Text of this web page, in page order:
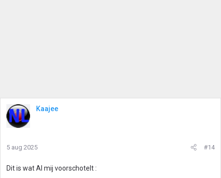
Kaajee
5 aug 2025 #14
Dit is wat AI mij voorschotelt :